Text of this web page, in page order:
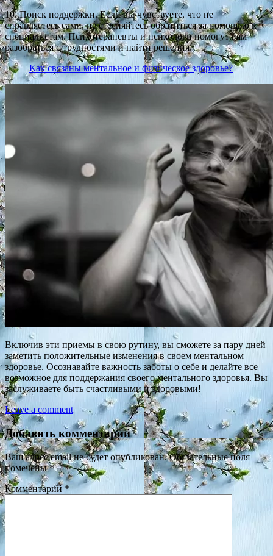
10. Поиск поддержки. Если вы чувствуете, что не
справляетесь сами, не стесняйтесь обратиться за помощью к
специалистам. Психотерапевты и психологи помогут вам
разобраться с трудностями и найти решения.
Как связаны ментальное и физическое здоровье?
Включив эти приемы в свою рутину, вы сможете за пару дней
заметить положительные изменения в своем ментальном
здоровье. Осознавайте важность заботы о себе и делайте все
возможное для поддержания своего ментального здоровья. Вы
заслуживаете быть счастливыми и здоровыми!
Leave a comment
Добавить комментарий
Ваш адрес email не будет опубликован. Обязательные поля
помечены*
Комментарий*